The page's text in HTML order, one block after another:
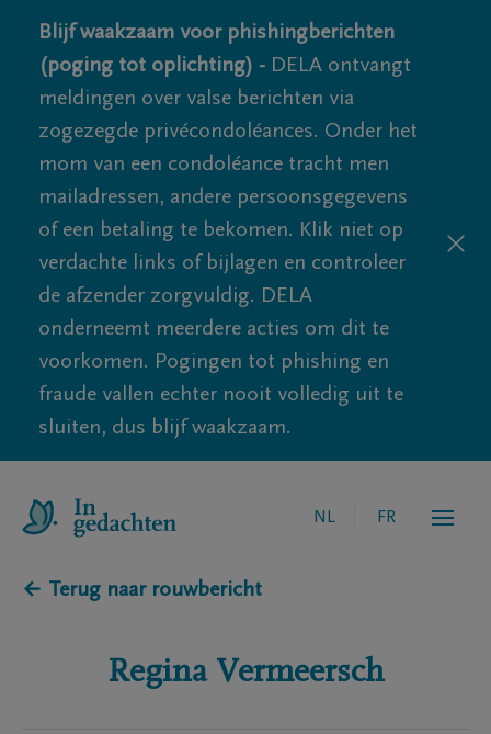
Blijf waakzaam voor phishingberichten
(poging tot oplichting) - DELA ontvangt
meldingen over valse berichten via
zogezegde privécondoléances. Onder het
mom van een condoléance tracht men
mailadressen, andere persoonsgegevens
of een betaling te bekomen. Klik niet op
verdachte links of bijlagen en controleer
de afzender zorgvuldig. DELA
onderneemt meerdere acties om dit te
voorkomen. Pogingen tot phishing en
fraude vallen echter nooit volledig uit te
sluiten, dus blijf waakzaam.
NL FR
← Terug naar rouwbericht
Regina Vermeersch